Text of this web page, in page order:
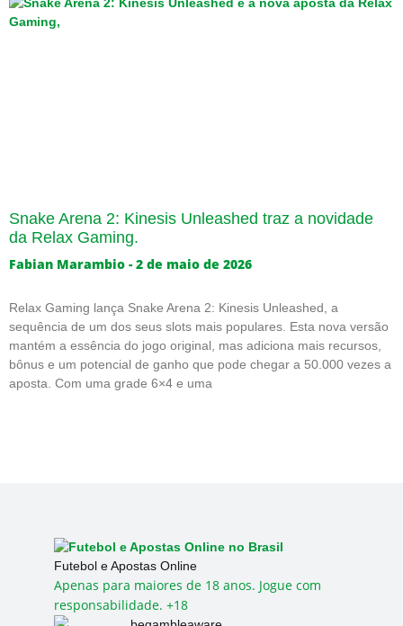
Snake Arena 2: Kinesis Unleashed traz a novidade
da Relax Gaming.
Fabian Marambio 2 de maio de 2026
Relax Gaming lança Snake Arena 2: Kinesis Unleashed, a
sequência de um dos seus slots mais populares. Esta nova versão
mantém a essência do jogo original, mas adiciona mais recursos,
bônus e um potencial de ganho que pode chegar a 50.000 vezes a
aposta. Com uma grade 6×4 e uma
Futebol e Apostas Online
Apenas para maiores de 18 anos. Jogue com
responsabilidade. +18